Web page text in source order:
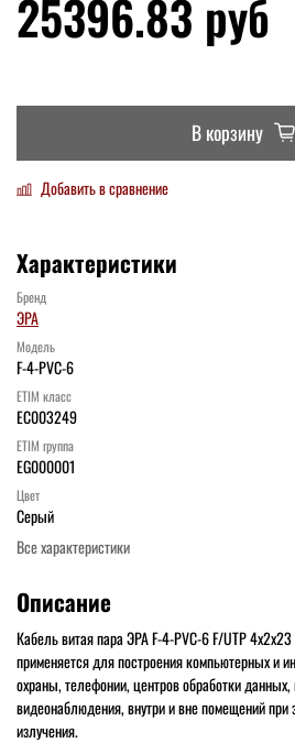
25396.83 руб
В корзину
Добавить в сравнение
Характеристики
Бренд
ЭРА
Модель
F-4-PVC-6
ETIM класс
EC003249
ETIM группа
EG000001
Цвет
Серый
Все характеристики
Описание
Кабель витая пара ЭРА F-4-PVC-6 F/UTP
применяется для построения компьютерных и
охраны, телефонии, центров обработки
видеонаблюдения, внутри и вне помещений при
излучения.